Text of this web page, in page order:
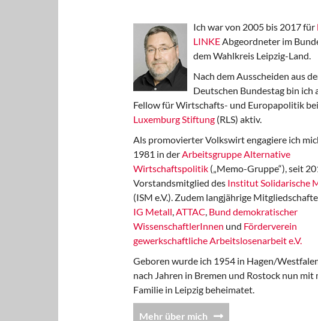
Ich war von 2005 bis 2017 für
LINKEAbgeordneter im
dem Wahlkreis Leipzig-Land.
Nach dem Ausscheiden aus
Deutschen Bundestag bin ich
Fellow für Wirtschafts- und Europapolitik
Luxemburg Stiftung (RLS) aktiv.
Als promovierter Volkswirt engagiere ich
1981 in derArbeitsgruppe Alternative
Wirtschaftspolitik („Memo-Gruppe“), seit
Vorstandsmitglied des Institut Solidarische
(ISM e.V.). Zudem langjährige
IG Metall,ATTAC, Bund demokratischer
WissenschaftlerInnen und Förderverein
gewerkschaftliche Arbeitslosenarbeit e.V.
Geboren wurde ich 1954 in Hagen/
nach Jahren in Bremen und Rostock nun mit
Familie in Leipzig beheimatet.
Mehr über mich